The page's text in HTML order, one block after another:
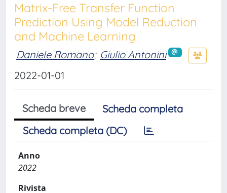
Matrix-Free Transfer Function
Prediction Using Model Reduction
and Machine Learning
Daniele Romano; Giulio Antonini
2022-01-01
Scheda breve
Scheda completa
Scheda completa (DC)
Anno
2022
Rivista